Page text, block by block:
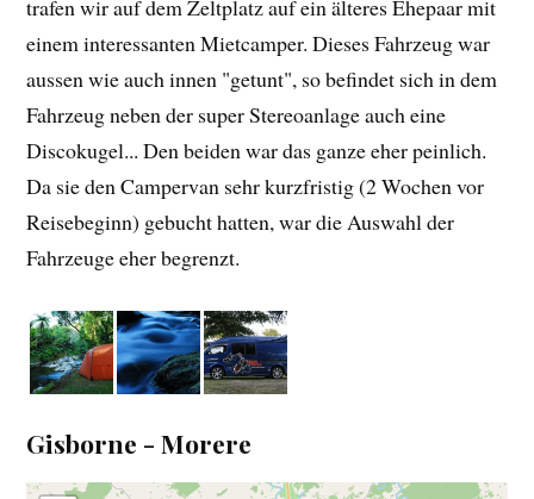
trafen wir auf dem Zeltplatz auf ein älteres Ehepaar mit
einem interessanten Mietcamper. Dieses Fahrzeug war
aussen wie auch innen "getunt", so befindet sich in dem
Fahrzeug neben der super Stereoanlage auch eine
Discokugel... Den beiden war das ganze eher peinlich.
Da sie den Campervan sehr kurzfristig (2 Wochen vor
Reisebeginn) gebucht hatten, war die Auswahl der
Fahrzeuge eher begrenzt.
Gisborne - Morere